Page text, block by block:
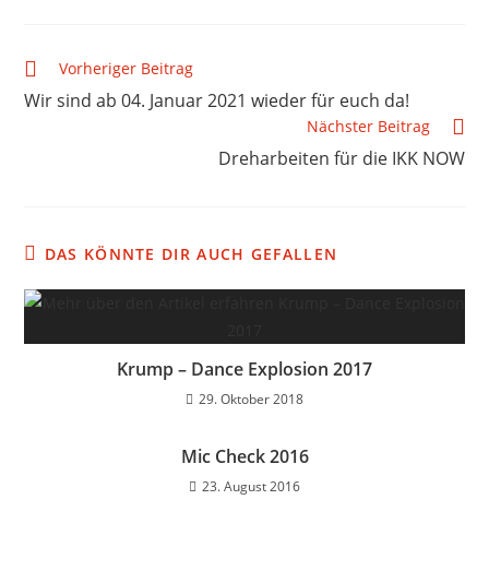
Vorheriger Beitrag
Wir sind ab 04. Januar 2021 wieder für euch da!
Nächster Beitrag
Dreharbeiten für die IKK NOW
DAS KÖNNTE DIR AUCH GEFALLEN
Krump – Dance Explosion 2017
29. Oktober 2018
Mic Check 2016
23. August 2016